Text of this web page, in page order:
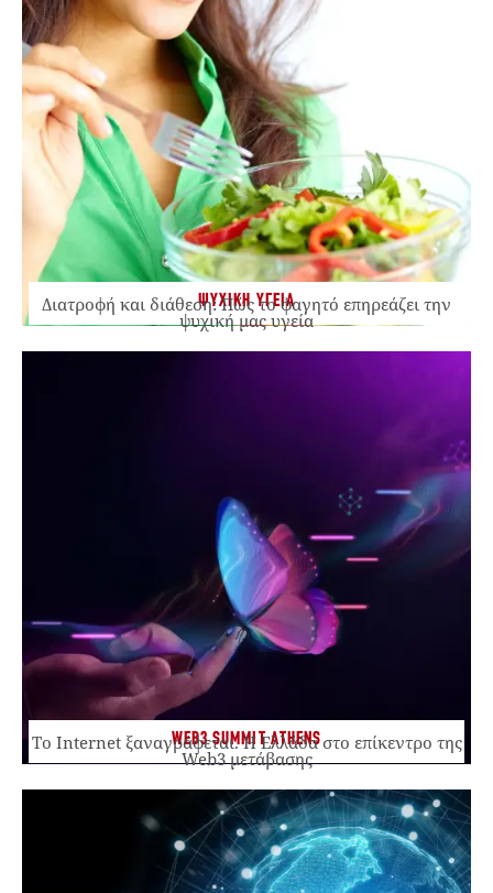
ΨΥΧΙΚΗ ΥΓΕΙΑ
Διατροφή και διάθεση: Πώς το φαγητό επηρεάζει την
ψυχική μας υγεία
WEB3 SUMMIT ATHENS
Το Internet ξαναγράφεται. Η Ελλάδα στο επίκεντρο της
Web3 μετάβασης